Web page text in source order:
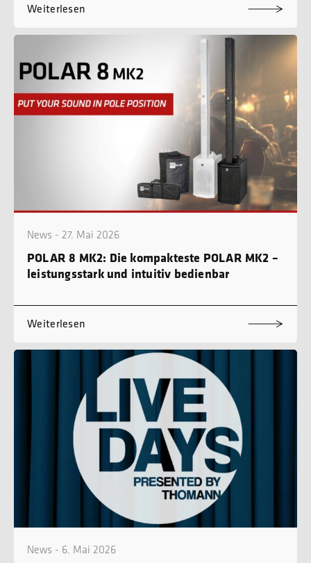
Weiterlesen
News - 27. Mai 2026
POLAR 8 MK2: Die kompakteste POLAR MK2 –
leistungsstark und intuitiv bedienbar
Weiterlesen
News - 6. Mai 2026